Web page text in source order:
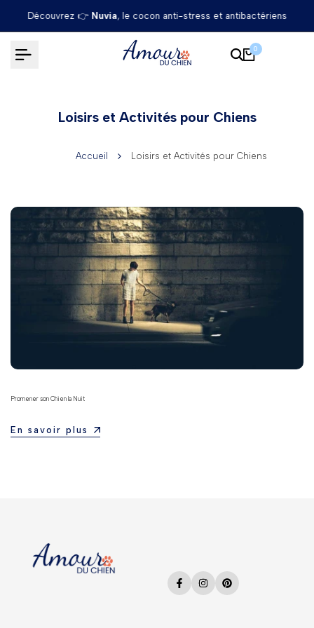
Passer
Découvrez 👉 Nuvia, le cocon anti-stress et antibactériens
0
Loisirs et Activités pour Chiens
Accueil Loisirs et Activités pour Chiens
Promener son Chien la Nuit
En savoir plus
Facebook
InstagramPinterest